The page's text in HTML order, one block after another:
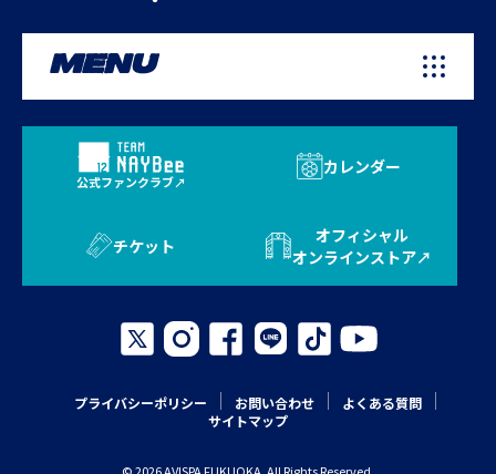
MENU
公式ファンクラブ
カレンダー
チケット
オフィシャル
オンラインストア
プライバシーポリシー お問い合わせ
よくある質問
サイトマップ